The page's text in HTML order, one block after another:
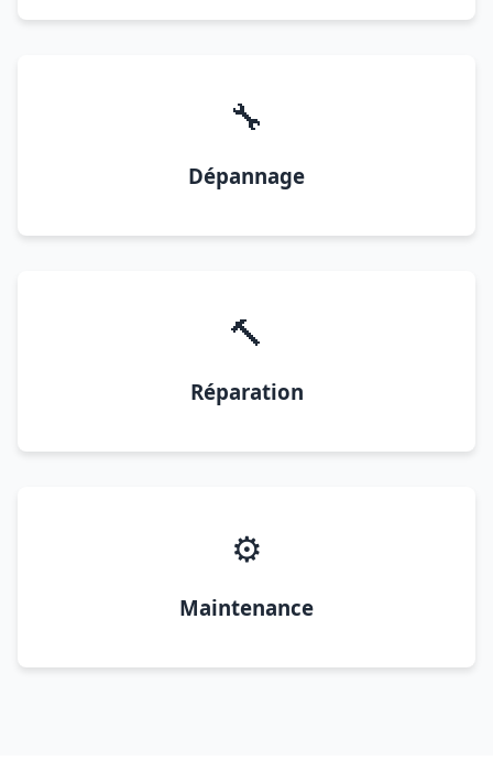
🔧
Dépannage
🔨
Réparation
⚙️
Maintenance